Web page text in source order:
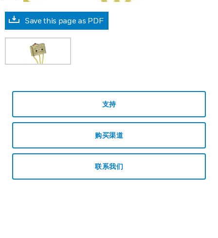
Save this page as PDF
支持
购买渠道
联系我们